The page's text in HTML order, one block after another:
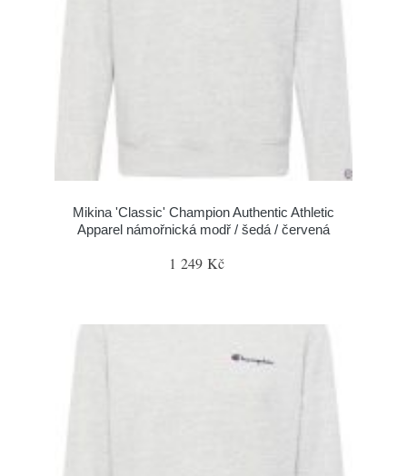
Mikina 'Classic' Champion Authentic Athletic
Apparel námořnická modř / šedá / červená
1 249 Kč